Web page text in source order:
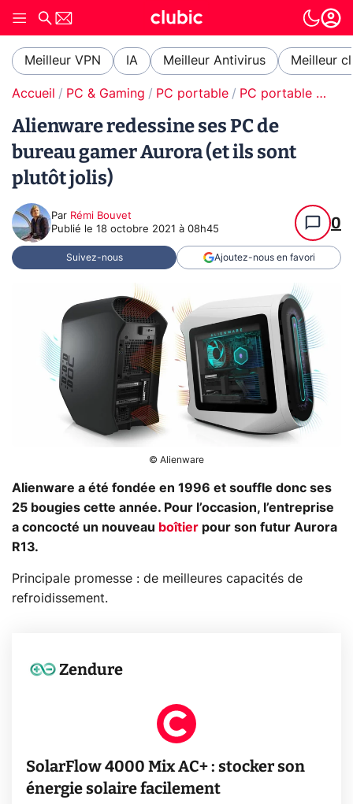
Meilleur VPN IA Meilleur Antivirus Meilleur
Accueil PC & Gaming PC portable PC portable gamer
Alienware redessine ses PC de
bureau gamer Aurora (et ils sont
plutôt jolis)
Par Rémi Bouvet
Publié le 18 octobre 2021 à 08h45 0
Suivez-nous Ajoutez-nous en favori
© Alienware
Alienware a été fondée en 1996 et souffle donc ses
25 bougies cette année. Pour l’occasion, l’entreprise
a concocté un nouveau boîtier pour son futur Aurora
R13.
Principale promesse : de meilleures capacités de
refroidissement.
Zendure
SolarFlow 4000 Mix AC+ : stocker son
énergie solaire facilement